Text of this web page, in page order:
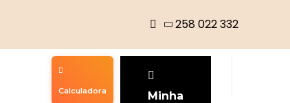
258 022 332
Calculadora
Minha